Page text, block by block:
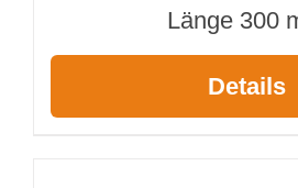
Länge 300
Details